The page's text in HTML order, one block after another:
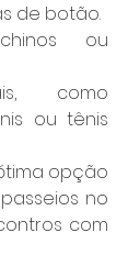
de botão.
ou
como
ou tênis
opção
no
com